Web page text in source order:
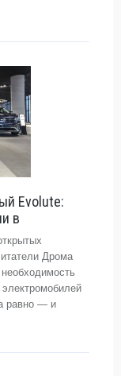
Evolute:
в
Дрома
равно — и